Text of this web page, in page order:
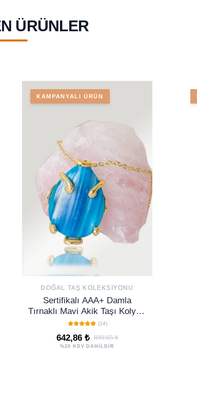
ÜRÜNLER
KAMPANYALI ÜRÜN
DOĞAL TAŞ KOLEKSIYONU
Sertifikalı AAA+ Damla
Tırnaklı Mavi Akik Taşı Kolye -
Altın Renkli
(24)
642,86 ₺ 899,65 ₺
%20 KDV DAHİLDİR